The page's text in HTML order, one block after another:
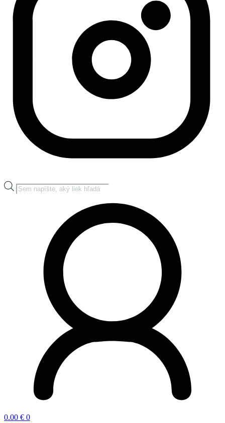
Products
search
0.00 € 0